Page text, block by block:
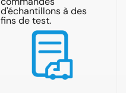
d'échantillons à des
fins de test.